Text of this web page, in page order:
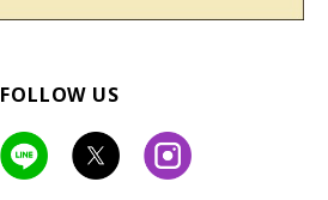
FOLLOW US